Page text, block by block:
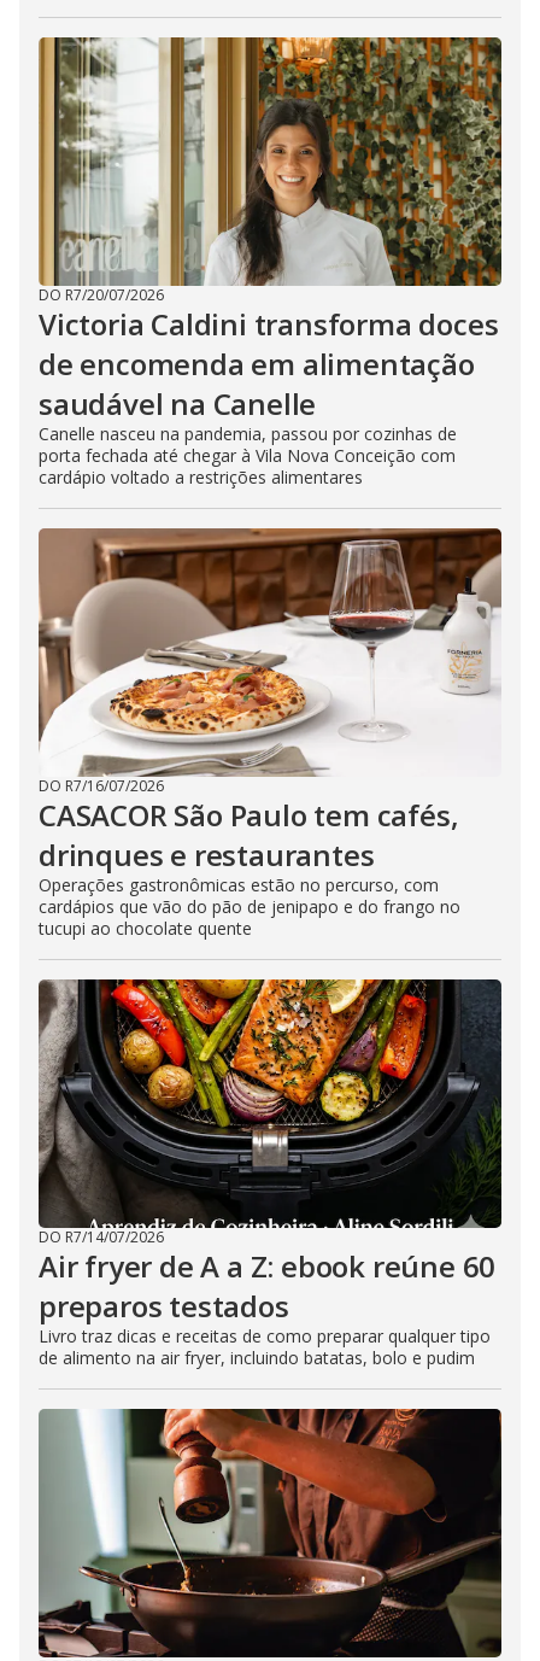
DO R7/20/07/2026
Victoria Caldini transforma doces
de encomenda em alimentação
saudável na Canelle
Canelle nasceu na pandemia, passou por cozinhas de
porta fechada até chegar à Vila Nova Conceição com
cardápio voltado a restrições alimentares
DO R7/16/07/2026
CASACOR São Paulo tem cafés,
drinques e restaurantes
Operações gastronômicas estão no percurso, com
cardápios que vão do pão de jenipapo e do frango no
tucupi ao chocolate quente
DO R7/14/07/2026
Air fryer de A a Z: ebook reúne 60
preparos testados
Livro traz dicas e receitas de como preparar qualquer tipo
de alimento na air fryer, incluindo batatas, bolo e pudim